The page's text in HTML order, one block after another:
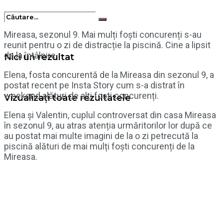
Nici un rezultat
Vizualizați toate rezultatele
Mireasa, sezonul 9. Mai mulți foști concurenți s-au
reunit pentru o zi de distracție la piscină. Cine a lipsit
de la întâlnire
Elena, fosta concurentă de la Mireasa din sezonul 9, a
postat recent pe Insta Story cum s-a distrat în
weekend alături de alți foști concurenți.
Elena și Valentin, cuplul controversat din casa Mireasa
în sezonul 9, au atras atenția urmăritorilor lor după ce
au postat mai multe imagini de la o zi petrecută la
piscină alături de mai mulți foști concurenți de la
Mireasa.